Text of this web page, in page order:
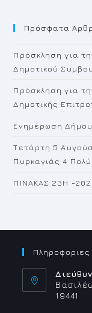
Πρόσφατα
Πρόσκληση για
Δημοτικού
Πρόσκληση για
Δημοτικής
Ενημέρωση
Τετάρτη 5
Πυρκαγιάς 4
ΠΙΝΑΚΑΣ 23H -
Πληροφοριες
19441